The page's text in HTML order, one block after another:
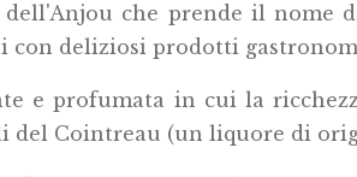
che prende il nome
con deliziosi prodotti
e profumata in cui la
del Cointreau (un liquore di